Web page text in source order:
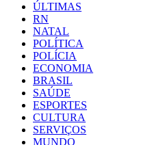
ÚLTIMAS
RN
NATAL
POLÍTICA
POLÍCIA
ECONOMIA
BRASIL
SAÚDE
ESPORTES
CULTURA
SERVIÇOS
MUNDO